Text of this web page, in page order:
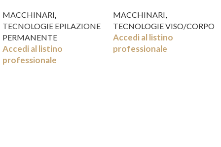
MACCHINARI,
TECNOLOGIE EPILAZIONE
PERMANENTE
Accedi al listino
professionale
MACCHINARI,
TECNOLOGIE VISO/CORPO
Accedi al listino
professionale